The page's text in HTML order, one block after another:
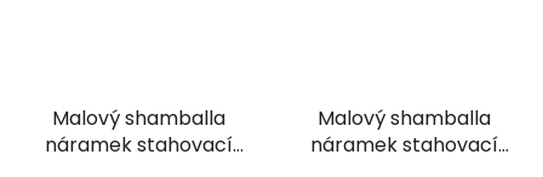
Malový shamballa
náramek stahovací
Malový shamballa
náramek stahovací